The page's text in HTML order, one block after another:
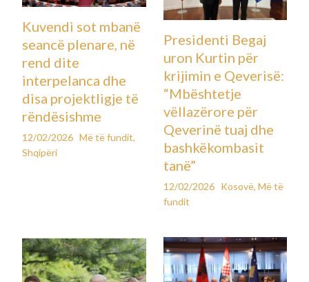
Kuvendi sot mbanë
seancë plenare, në
rend dite
interpelanca dhe
disa projektligje të
rëndësishme
12/02/2026 Më të fundit,
Shqipëri
Presidenti Begaj
uron Kurtin për
krijimin e Qeverisë:
“Mbështetje
vëllazërore për
Qeverinë tuaj dhe
bashkëkombasit
tanë”
12/02/2026 Kosovë, Më të
fundit